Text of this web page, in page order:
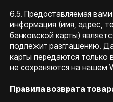
6.5. Предоставляемая
информация (имя, адрес,
банковской карты)
подлежит разглашению.
карты передаются только
не сохраняются на нашем
Правила возврата